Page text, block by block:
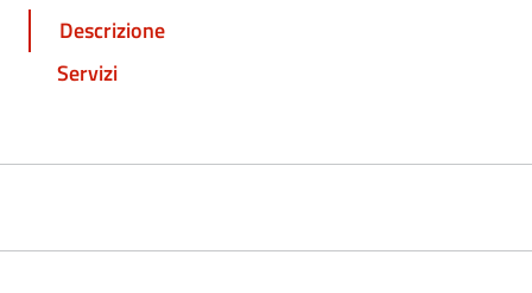
Descrizione
Servizi